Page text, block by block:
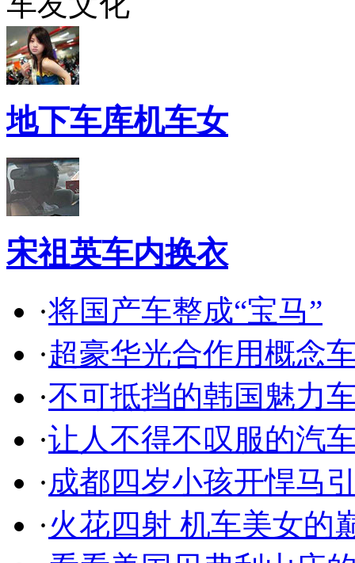
地下车库机车女
宋祖英车内换衣
·将国产车整成“宝马”
·超豪华光合作用概念
·不可抵挡的韩国魅力
·让人不得不叹服的汽
·成都四岁小孩开悍马
·火花四射 机车美女的